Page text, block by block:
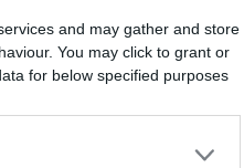
and may gather and store
You may click to grant or
for below specified purposes